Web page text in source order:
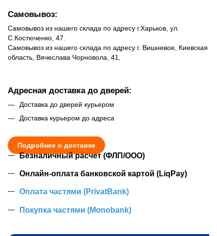
Самовывоз:
Самовывоз из нашего склада по адресу г.Харьков, ул.
С.Костюченко, 47.
Самовывоз из нашего склада по адресу г. Вишневое, Киевская
область, Вячеслава Чорновола, 41,
Адресная доставка до дверей:
Доставка до дверей курьером
Доставка курьером до адреса
Подробнее о доставке
Безналичный расчет (ФЛП/ООО)
Онлайн-оплата банковской картой (LiqPay)
Оплата частями (PrivatBank)
Покупка частями (Monobank)